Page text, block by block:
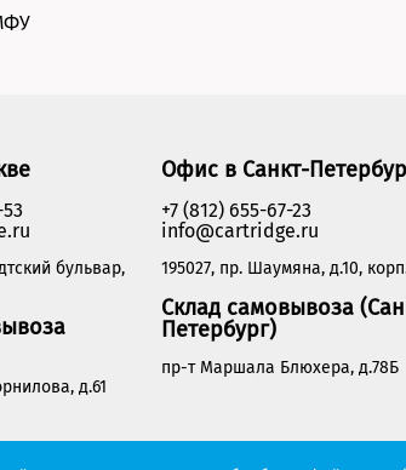
бульвар,
д.61
Офис в Санкт-
+7 (812) 655-67-23
info@cartridge.ru
195027, пр. Шаумяна, д.10,
Склад самовывоза
Петербург)
пр-т Маршала Блюхера, д.78Б